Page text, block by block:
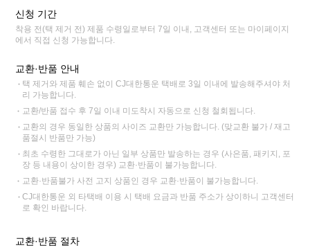
신청 기간
착용 전(택 제거 전) 제품 수령일로부터 7일 이내, 고객센터 또는 마이페이지
에서 직접 신청 가능합니다.
교환·반품 안내
택 제거와 제품 훼손 없이 CJ대한통운 택배로 3일 이내에 발송해주셔야 처
리 가능합니다.
교환/반품 접수 후 7일 이내 미도착시 자동으로 신청 철회됩니다.
교환의 경우 동일한 상품의 사이즈 교환만 가능합니다. (맞교환 불가 / 재고
품절시 반품만 가능)
최초 수령한 그대로가 아닌 일부 상품만 발송하는 경우 (사은품, 패키지, 포
장 등 내용이 상이한 경우) 교환·반품이 불가능합니다.
교환·반품불가 사전 고지 상품인 경우 교환·반품이 불가능합니다.
CJ대한통운 외 타택배 이용 시 택배 요금과 반품 주소가 상이하니 고객센터
로 확인 바랍니다.
교환·반품 절차